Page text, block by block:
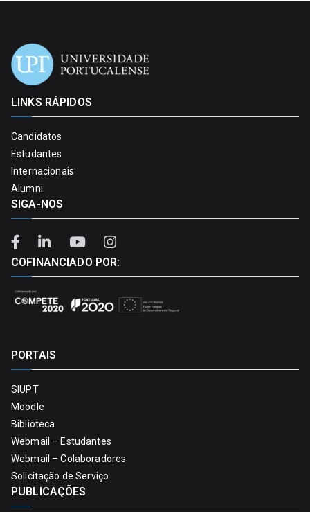
LINKS RÁPIDOS
Candidatos
Estudantes
Internacionais
Alumni
SIGA-NOS
COFINANCIADO POR:
PORTAIS
SIUPT
Moodle
Biblioteca
Webmail – Estudantes
Webmail – Colaboradores
Solicitação de Serviço
PUBLICAÇÕES